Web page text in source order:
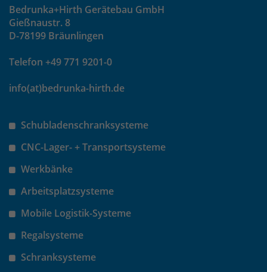
Bedrunka+Hirth Gerätebau GmbH
Gießnaustr. 8
D-78199 Bräunlingen
Telefon +49 771 9201-0
info(at)bedrunka-hirth.de
Schubladenschranksysteme
CNC-Lager- + Transportsysteme
Werkbänke
Arbeitsplatzsysteme
Mobile Logistik-Systeme
Regalsysteme
Schranksysteme